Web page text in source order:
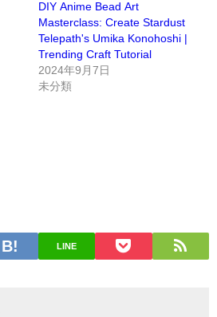
DIY Anime Bead Art
Masterclass: Create Stardust
Telepath's Umika Konohoshi |
Trending Craft Tutorial
2024年9月7日
未分類
LINE